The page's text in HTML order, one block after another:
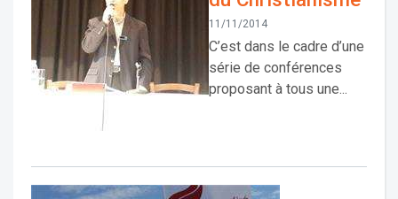
11/11/2014
C’est dans le cadre d’une
série de conférences
proposant à tous une...